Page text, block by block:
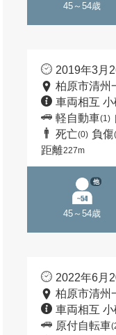
45～54歳
2019年3月
柏原市清州
車両相互
軽自動車(1)
死亡(0) 負傷
距離227m
45～54歳
他
2022年6月
柏原市清州
車両相互
原付自転車